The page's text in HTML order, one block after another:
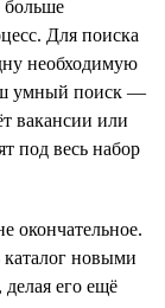
больше
Для поиска
необходимую
умный поиск —
вакансии или
под весь набор
окончательное.
новыми
его ещё